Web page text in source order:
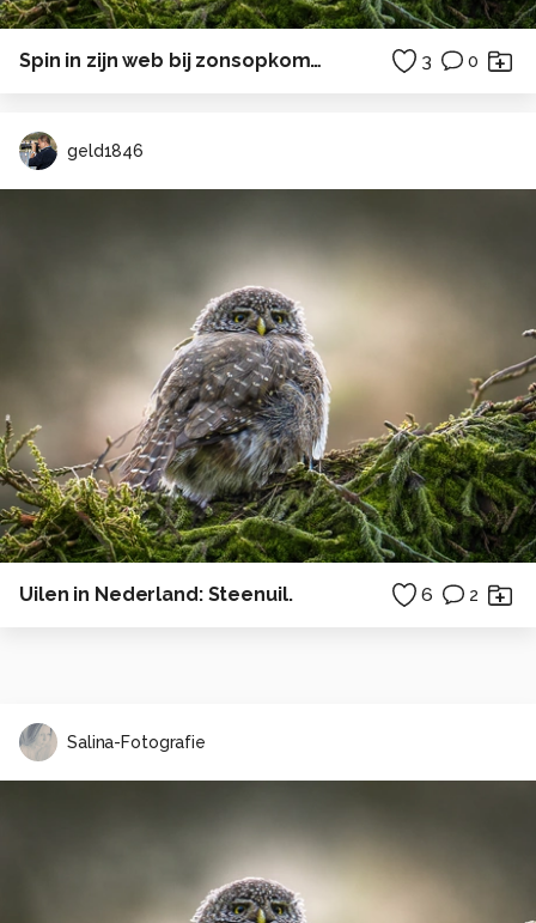
Spin in zijn web bij zonsopkomst. 3 0
geld1846
Uilen in Nederland: Steenuil. 6 2
Salina-Fotografie